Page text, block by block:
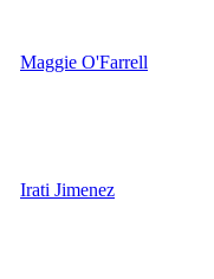
Maggie O'Farrell
Irati Jimenez